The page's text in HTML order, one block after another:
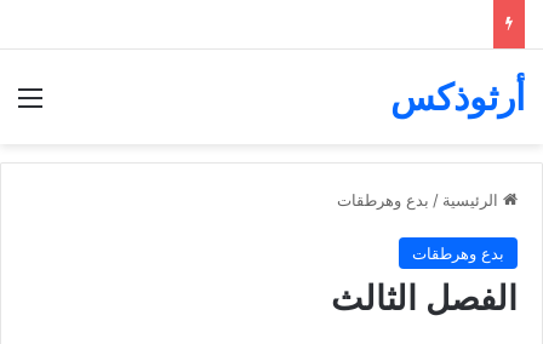
أرثوذكس
الرئيسية / بدع وهرطقات
بدع وهرطقات
الفصل الثالث